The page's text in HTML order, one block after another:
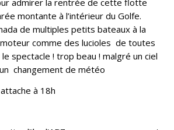
montante à l’intérieur du Golfe.
de multiples petits bateaux à la
comme des lucioles de toutes
spectacle ! trop beau ! malgré un ciel
changement de météo
à 18h